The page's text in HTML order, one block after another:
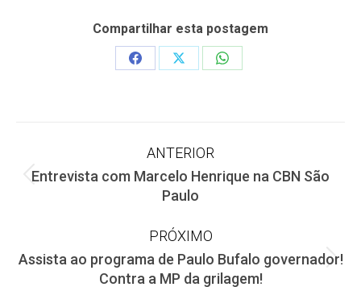
Compartilhar esta postagem
Share
Share
Share
Navegação
de
ANTERIOR
Post
anterior:
Entrevista com Marcelo Henrique na CBN São
Paulo
PRÓXIMO
Próximo
Assista ao programa de Paulo Bufalo governador!
Contra a MP da grilagem!